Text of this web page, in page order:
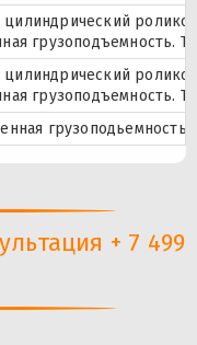
грузоподъемность.
грузоподъемность.
+ 7 499